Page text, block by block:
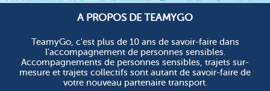
A PROPOS DE TEAMYGO
TeamyGo, c'est plus de 10 ans de savoir-faire dans
l'accompagnement de personnes sensibles.
Accompagnements de personnes sensibles, trajets sur-
mesure et trajets collectifs sont autant de savoir-faire de
votre nouveau partenaire transport.